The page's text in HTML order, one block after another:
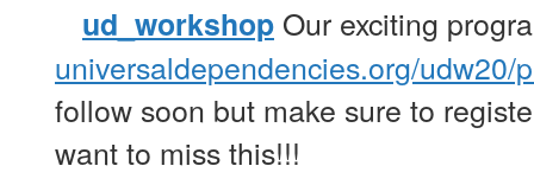
ud_workshop Our exciting
universaldependencies.org/
follow soon but make sure to
want to miss this!!!